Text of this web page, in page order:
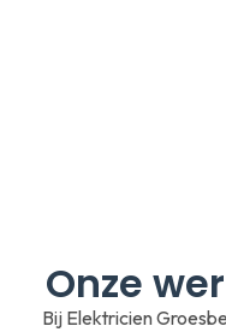
Onze
Bij Elektricien